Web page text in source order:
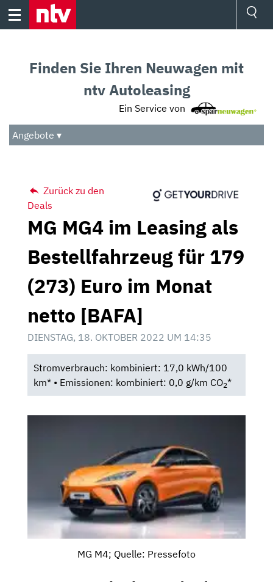
Skip
Audio
Das Beste
Finden Sie Ihren Neuwagen mit
ntv Autoleasing
Ein Service von
Angebote ▾
Zurück zu den
Deals
MG MG4 im Leasing als
Bestellfahrzeug für 179
(273) Euro im Monat
netto [BAFA]
DIENSTAG, 18. OKTOBER 2022 UM 14:35
Stromverbrauch: kombiniert: 17,0 kWh/100
km* • Emissionen: kombiniert: 0,0 g/km CO2*
MG M4; Quelle: Pressefoto